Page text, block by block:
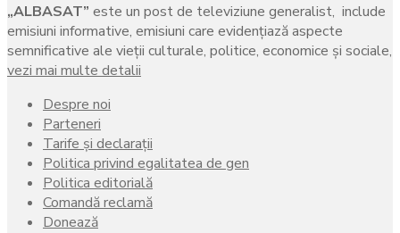
„ALBASAT” este un post de televiziune generalist, include
emisiuni informative, emisiuni care evidenţiază aspecte
semnificative ale vieţii culturale, politice, economice şi sociale,
vezi mai multe detalii
Despre noi
Parteneri
Tarife și declarații
Politica privind egalitatea de gen
Politica editorială
Comandă reclamă
Donează